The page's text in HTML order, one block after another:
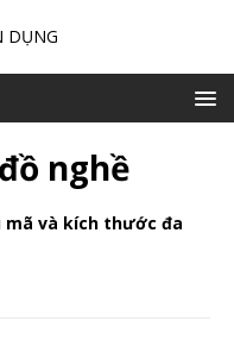
nghề
mã và kích thước đa